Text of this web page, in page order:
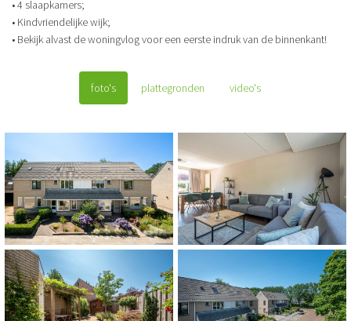
• 4 slaapkamers;
• Kindvriendelijke wijk;
• Bekijk alvast de woningvlog voor een eerste indruk van de binnenkant!
foto's plattegronden video's